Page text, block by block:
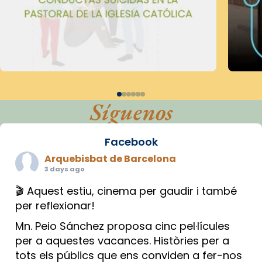
Síguenos
Facebook
Arquebisbat de Barcelona
3 days ago
🎬 Aquest estiu, cinema per gaudir i també
per reflexionar!
Mn. Peio Sánchez proposa cinc pel·lícules
per a aquestes vacances. Històries per a
tots els públics que ens conviden a fer-nos